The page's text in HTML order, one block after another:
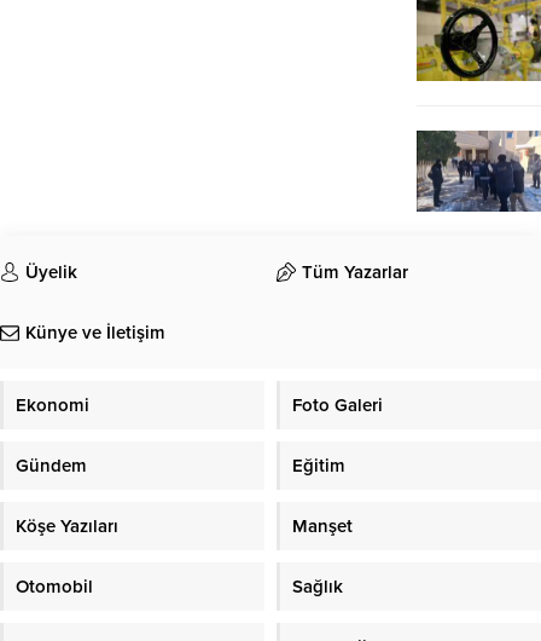
Üyelik Tüm Yazarlar
Künye ve İletişim
Ekonomi Foto Galeri
Gündem Eğitim
Köşe Yazıları Manşet
Otomobil Sağlık